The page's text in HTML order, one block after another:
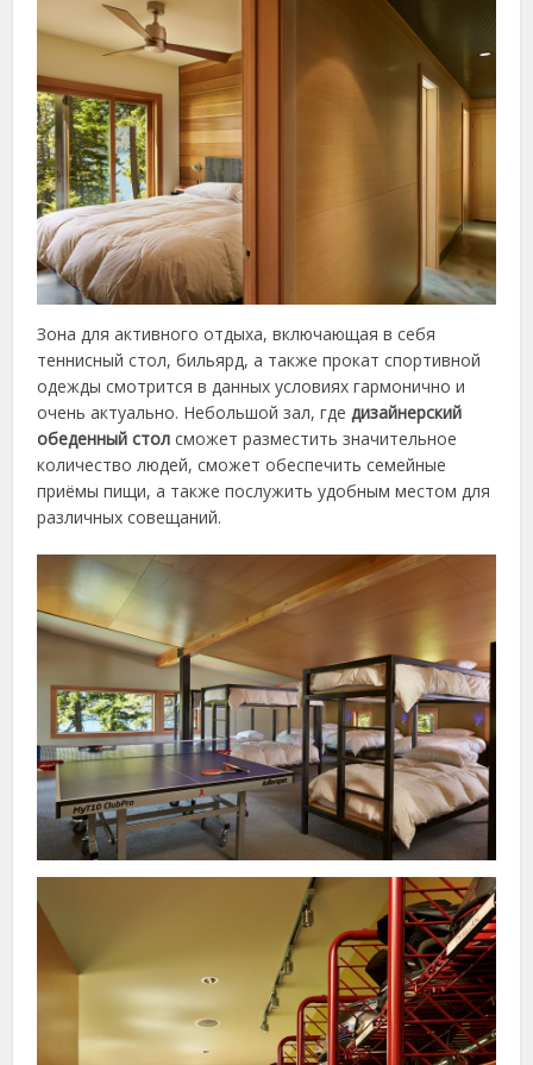
Зона для активного отдыха, включающая в себя
теннисный стол, бильярд, а также прокат спортивной
одежды смотрится в данных условиях гармонично и
очень актуально. Небольшой зал, гдедизайнерский
обеденный стол сможет разместить значительное
количество людей, сможет обеспечить семейные
приёмы пищи, а также послужить удобным местом для
различных совещаний.